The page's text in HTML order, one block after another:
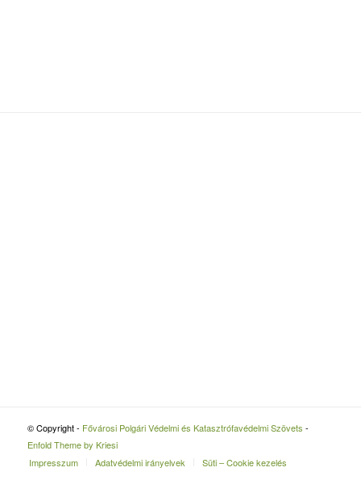
© Copyright - Fővárosi Polgári Védelmi és Katasztrófavédelmi Szövets -
Enfold Theme by Kriesi
Impresszum
Adatvédelmi irányelvek Süti – Cookie kezelés